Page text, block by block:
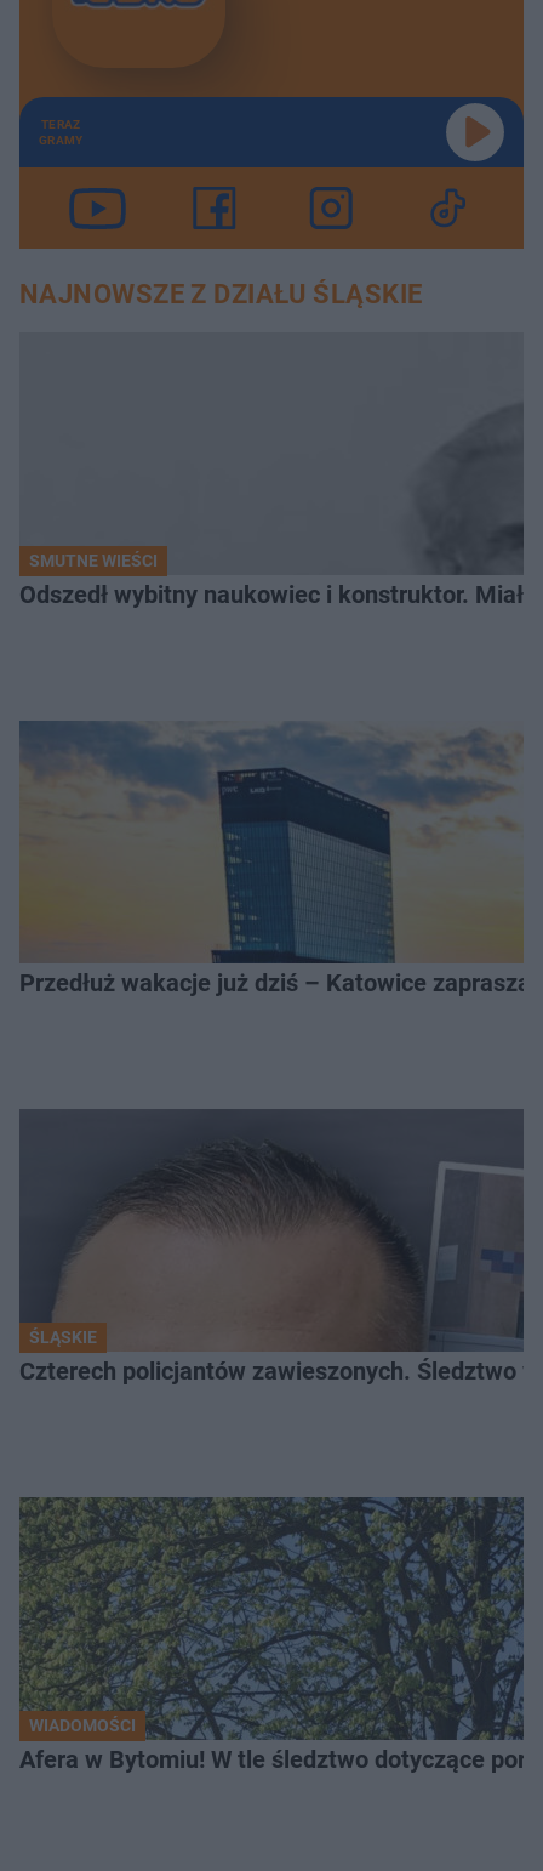
TERAZ
GRAMY
NAJNOWSZE Z DZIAŁU ŚLĄSKIE
SMUTNE WIEŚCI
Odszedł wybitny naukowiec i konstruktor. Miał
Przedłuż wakacje już dziś – Katowice
ŚLĄSKIE
Czterech policjantów zawieszonych. Śledztwo
WIADOMOŚCI
Afera w Bytomiu! W tle śledztwo dotyczące